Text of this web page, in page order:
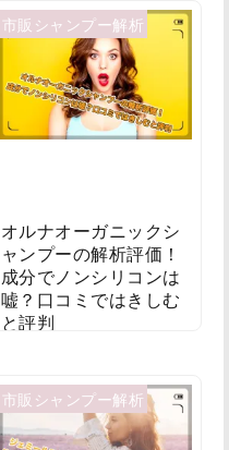
市販シャンプー解析
オルナオーガニックシ
ャンプーの解析評価！
成分でノンシリコンは
嘘？口コミではきしむ
と評判
市販シャンプー解析